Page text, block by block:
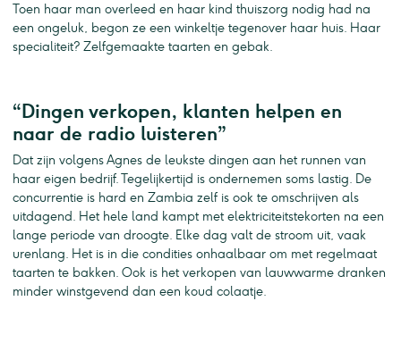
Toen haar man overleed en haar kind thuiszorg nodig had na
een ongeluk, begon ze een winkeltje tegenover haar huis. Haar
specialiteit? Zelfgemaakte taarten en gebak.
“Dingen verkopen, klanten helpen en
naar de radio luisteren”
Dat zijn volgens Agnes de leukste dingen aan het runnen van
haar eigen bedrijf. Tegelijkertijd is ondernemen soms lastig. De
concurrentie is hard en Zambia zelf is ook te omschrijven als
uitdagend. Het hele land kampt met elektriciteitstekorten na een
lange periode van droogte. Elke dag valt de stroom uit, vaak
urenlang. Het is in die condities onhaalbaar om met regelmaat
taarten te bakken. Ook is het verkopen van lauwwarme dranken
minder winstgevend dan een koud colaatje.